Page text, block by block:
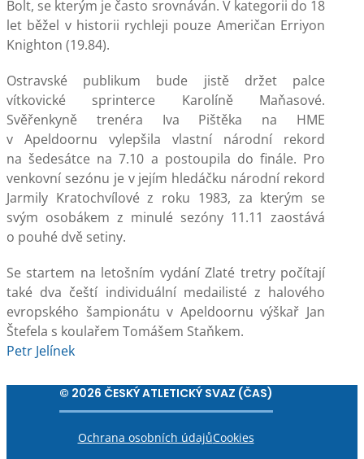
Bolt, se kterým je často srovnáván. V kategorii do 18
let běžel v historii rychleji pouze Američan Erriyon
Knighton (19.84).
Ostravské publikum bude jistě držet palce
vítkovické sprinterce Karolíně Maňasové.
Svěřenkyně trenéra Iva Pištěka na HME
v Apeldoornu vylepšila vlastní národní rekord
na šedesátce na 7.10 a postoupila do finále. Pro
venkovní sezónu je v jejím hledáčku národní rekord
Jarmily Kratochvílové z roku 1983, za kterým se
svým osobákem z minulé sezóny 11.11 zaostává
o pouhé dvě setiny.
Se startem na letošním vydání Zlaté tretry počítají
také dva čeští individuální medailisté z halového
evropského šampionátu v Apeldoornu výškař Jan
Štefela s koulařem Tomášem Staňkem.
Petr Jelínek
© 2026 ČESKÝ ATLETICKÝ SVAZ (ČAS)
Ochrana osobních údajůCookies